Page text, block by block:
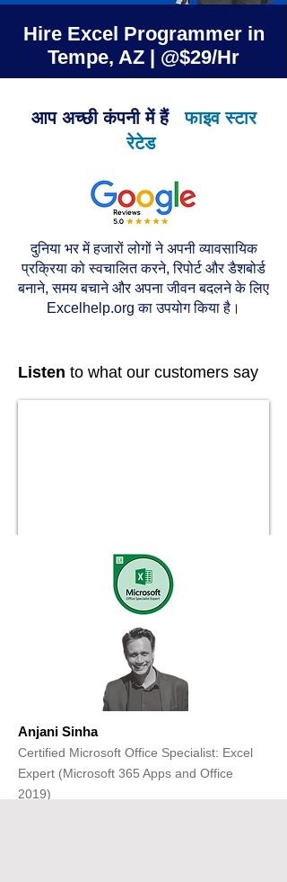
Hire Excel Programmer in
Tempe, AZ | @$29/Hr
आप अच्छी कंपनी में हैं
फाइव स्टार
रेटेड
दुनिया भर में हजारों लोगों ने अपनी व्यावसायिक
प्रक्रिया को स्वचालित करने, रिपोर्ट और डैशबोर्ड
बनाने, समय बचाने और अपना जीवन बदलने के लिए
Excelhelp.org का उपयोग किया है।
Listen to what our customers say
Anjani Sinha
Certified Microsoft Office Specialist: Excel
Expert (Microsoft 365 Apps and Office
2019)